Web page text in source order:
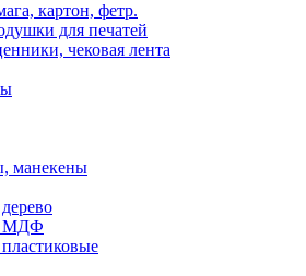
картон, фетр.
для печатей
чековая лента
манекены
МДФ